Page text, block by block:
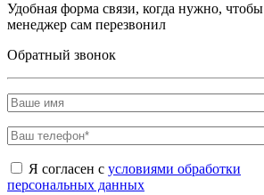
Удобная форма связи, когда нужно, чтобы
менеджер сам перезвонил
Обратный звонок
Я согласен с условиями обработки
персональных данных